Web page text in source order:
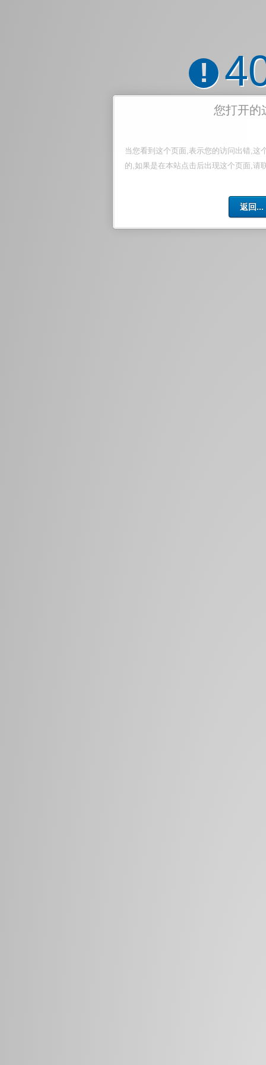
!
您打开的
当您看到这个页面,表示您的访问出错,这
的,如果是在本站点击后出现这个页面,请
返回...